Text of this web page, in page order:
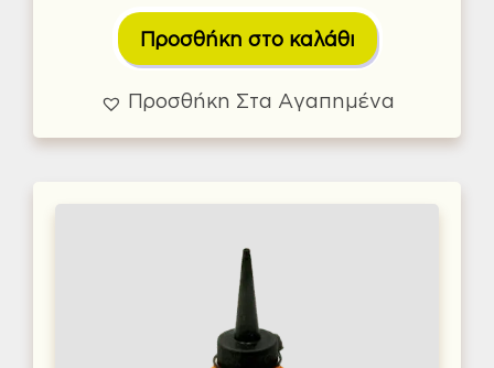
Προσθήκη στο καλάθι
Προσθήκη Στα Αγαπημένα